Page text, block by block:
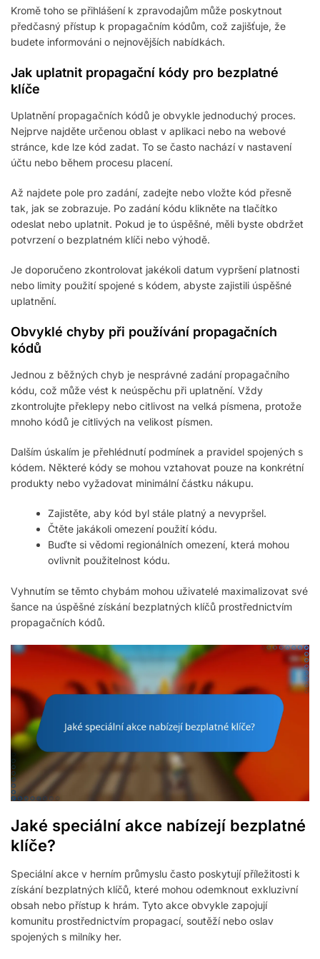
Kromě toho se přihlášení k zpravodajům může poskytnout
předčasný přístup k propagačním kódům, což zajišťuje, že
budete informováni o nejnovějších nabídkách.
Jak uplatnit propagační kódy pro bezplatné
klíče
Uplatnění propagačních kódů je obvykle jednoduchý proces.
Nejprve najděte určenou oblast v aplikaci nebo na webové
stránce, kde lze kód zadat. To se často nachází v nastavení
účtu nebo během procesu placení.
Až najdete pole pro zadání, zadejte nebo vložte kód přesně
tak, jak se zobrazuje. Po zadání kódu klikněte na tlačítko
odeslat nebo uplatnit. Pokud je to úspěšné, měli byste obdržet
potvrzení o bezplatném klíči nebo výhodě.
Je doporučeno zkontrolovat jakékoli datum vypršení platnosti
nebo limity použití spojené s kódem, abyste zajistili úspěšné
uplatnění.
Obvyklé chyby při používání propagačních
kódů
Jednou z běžných chyb je nesprávné zadání propagačního
kódu, což může vést k neúspěchu při uplatnění. Vždy
zkontrolujte překlepy nebo citlivost na velká písmena, protože
mnoho kódů je citlivých na velikost písmen.
Dalším úskalím je přehlédnutí podmínek a pravidel spojených s
kódem. Některé kódy se mohou vztahovat pouze na konkrétní
produkty nebo vyžadovat minimální částku nákupu.
Zajistěte, aby kód byl stále platný a nevypršel.
Čtěte jakákoli omezení použití kódu.
Buďte si vědomi regionálních omezení, která mohou
ovlivnit použitelnost kódu.
Vyhnutím se těmto chybám mohou uživatelé maximalizovat své
šance na úspěšné získání bezplatných klíčů prostřednictvím
propagačních kódů.
Jaké speciální akce nabízejí bezplatné
klíče?
Speciální akce v herním průmyslu často poskytují příležitosti k
získání bezplatných klíčů, které mohou odemknout exkluzivní
obsah nebo přístup k hrám. Tyto akce obvykle zapojují
komunitu prostřednictvím propagací, soutěží nebo oslav
spojených s milníky her.